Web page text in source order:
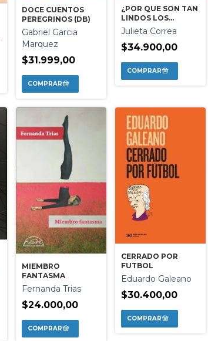
DOCE CUENTOS
PEREGRINOS (DB)
Gabriel Garcia
Marquez
$31.999,00
¿POR QUE SON TAN
LINDOS LOS
CABALLOS?
Julieta Correa
$34.900,00
MIEMBRO
FANTASMA
Fernanda Trias
$24.000,00
CERRADO POR
FUTBOL
Eduardo Galeano
$30.400,00